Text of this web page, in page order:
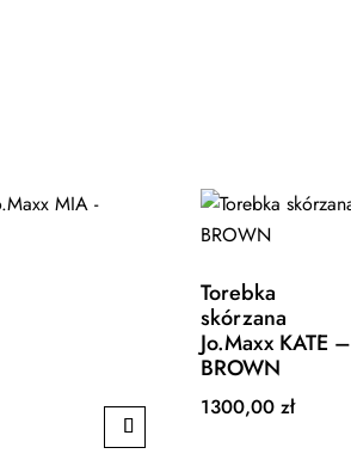
Torebka
skórzana
Jo.Maxx KATE –
BROWN
1300,00 zł